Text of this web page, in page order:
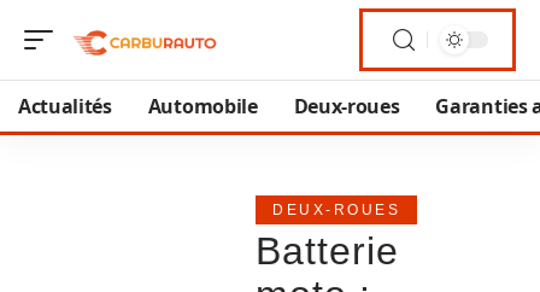
Actualités Automobile Deux-roues Garanties
DEUX-ROUES
Batterie